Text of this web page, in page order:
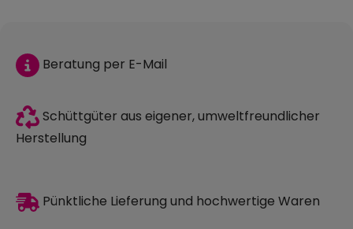
Beratung per E-Mail
Schüttgüter aus eigener, umweltfreundlicher
Herstellung
Pünktliche Lieferung und hochwertige Waren